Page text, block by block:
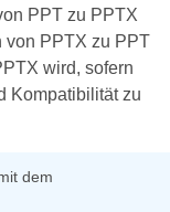
PPT zu PPTX
von PPTX zu PPT
wird, sofern
Kompatibilität zu
dem